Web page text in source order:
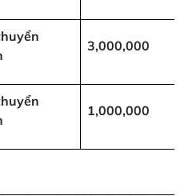
3,000,000
1,000,000